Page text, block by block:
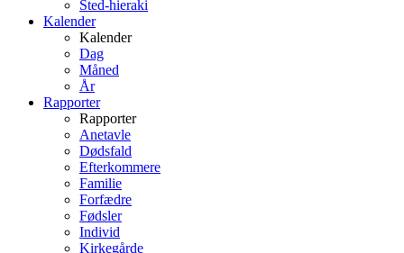
Sted-hieraki
Kalender
Kalender
Dag
Måned
År
Rapporter
Rapporter
Anetavle
Dødsfald
Efterkommere
Familie
Forfædre
Fødsler
Individ
Kirkegårde